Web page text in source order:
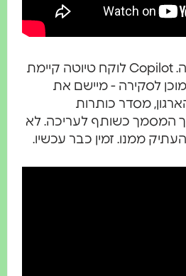
עבר שינוי דומה. Copilot לוקח טיוטה קיימת
- מיישם את
מסדר כותרות
כשותף לעריכה. לא
זמין כבר עכשיו.